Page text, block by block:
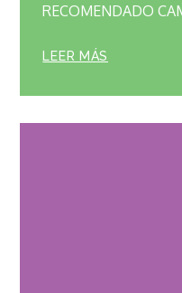
RECOMENDADO
LEER MÁS